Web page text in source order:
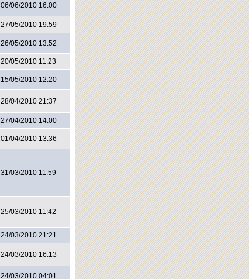
06/06/2010 16:00
27/05/2010 19:59
26/05/2010 13:52
20/05/2010 11:23
15/05/2010 12:20
28/04/2010 21:37
27/04/2010 14:00
01/04/2010 13:36
31/03/2010 11:59
25/03/2010 11:42
24/03/2010 21:21
24/03/2010 16:13
24/03/2010 04:01